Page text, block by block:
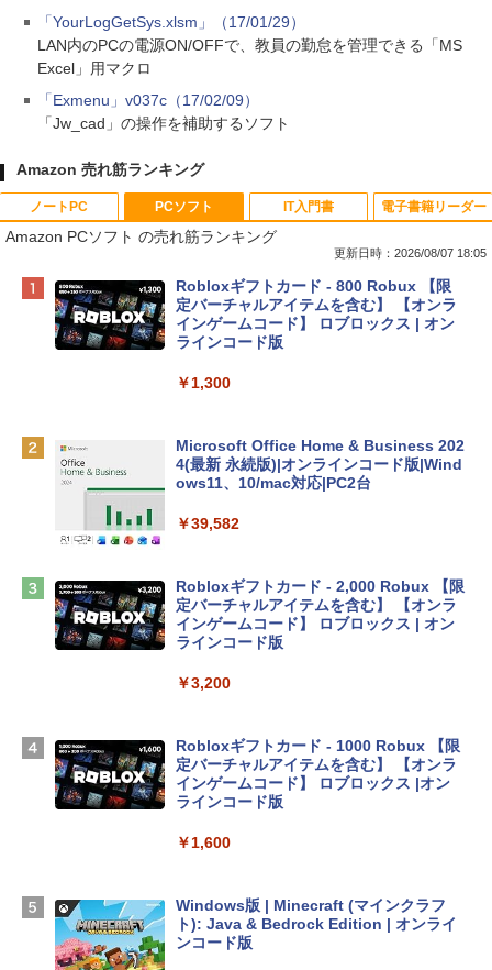
「YourLogGetSys.xlsm」（17/01/29）
LAN内のPCの電源ON/OFFで、教員の勤怠を管理できる「MS
Excel」用マクロ
「Exmenu」v037c（17/02/09）
「Jw_cad」の操作を補助するソフト
Amazon 売れ筋ランキング
ノートPC
Apple 2026 MacBook Neo A18 Proチッ
プ搭載13インチノートブック：AIとAppl
e Intelligence、Liquid Retinaディスプ
レイ、8GBメモリ、512GB SSD、1080p
ィゴ + 3年延長 AppleCare+ for 13インチ
￥162,598
ンケース Dell NEC Lavie ASUS HP dyna
￥2,952
Apple 2026 MacBook Air M5チップ搭載
igence、13.6インチLiquid Retinaディ
ームカメラ、日本語キーボード、Touch I
D - シルバー
￥261,414
SSD インテル Core 5
￥129,800
PCソフト
Amazon PCソフト の売れ筋ランキング
更新日時：2026/08/07 18:05
Robloxギフトカード - 800 Robux 【限
定バーチャルアイテムを含む】 【オンラ
インゲームコード】 ロブロックス | オン
ラインコード版
￥1,300
Microsoft Office Home & Business 202
4(最新 永続版)|オンラインコード版|Wind
ows11、10/mac対応|PC2台
￥39,582
Robloxギフトカード - 2,000 Robux 【限
定バーチャルアイテムを含む】 【オンラ
インゲームコード】 ロブロックス | オン
ラインコード版
￥3,200
Robloxギフトカード - 1000 Robux 【限
定バーチャルアイテムを含む】 【オンラ
インゲームコード】 ロブロックス |オン
ラインコード版
￥1,600
Windows版 | Minecraft (マインクラフ
ト): Java & Bedrock Edition | オンライ
ンコード版
IT入門書 電子書籍リーダー